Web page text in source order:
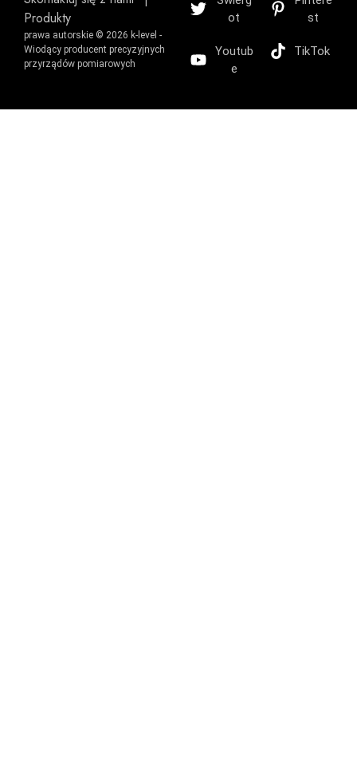
Produkty
prawa autorskie © 2026 k-level -
Wiodący producent precyzyjnych
przyrządów pomiarowych
ot
Youtub
e
st
TikTok